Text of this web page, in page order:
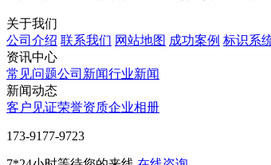
关于我们
公司介绍 联系我们 网站地图 成功案例 标识系
资讯中心
常见问题公司新闻行业新闻
新闻动态
客户见证荣誉资质企业相册
‭173-9177-9723